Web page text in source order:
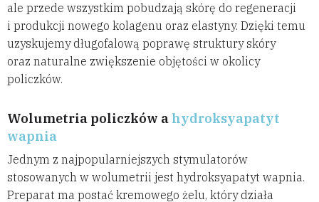
ale przede wszystkim pobudzają skórę do regeneracji
i produkcji nowego kolagenu oraz elastyny. Dzięki temu
uzyskujemy długofalową poprawę struktury skóry
oraz naturalne zwiększenie objętości w okolicy
policzków.
Wolumetria policzków a hydroksyapatyt
wapnia
Jednym z najpopularniejszych stymulatorów
stosowanych w wolumetrii jest hydroksyapatyt wapnia.
Preparat ma postać kremowego żelu, który działa